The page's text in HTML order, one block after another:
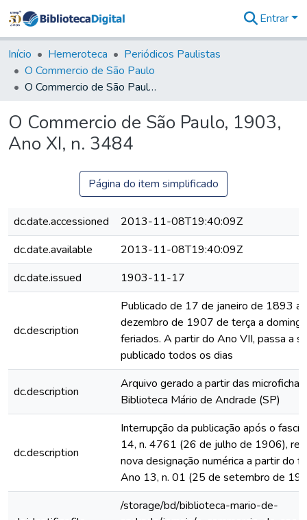
&
Coleções
Tudo na
Biblioteca
Estatísticas
Entrar
Início Hemeroteca
Periódicos Paulistas
O Commercio de São Paulo
O Commercio de São Paulo, 1903, Ano XI, n. 3484
O Commercio de São Paulo, 1903,
Ano XI, n. 3484
Página do item simplificado
dc.date.accessioned
2013-11-08T19:40:09Z
dc.date.available
2013-11-08T19:40:09Z
dc.date.issued
1903-11-17
dc.description
Publicado de 17 de janeiro de 1893 a
dezembro de 1907 de terça a
feriados. A partir do Ano VII, passa a
publicado todos os dias
dc.description
Arquivo gerado a partir das
Biblioteca Mário de Andrade (SP)
dc.description
Interrupção da publicação após o
14, n. 4761 (26 de julho de 1906),
nova designação numérica a partir do
Ano 13, n. 01 (25 de setembro de
/storage/bd/biblioteca-mario-de-